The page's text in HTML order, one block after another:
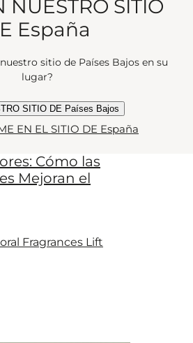
Cómo las
Mejoran el
Fragrances Lift
NUESTRO SITIO
España
sitio de Países Bajos en su
lugar?
SITIO DE Países Bajos
EN EL SITIO DE España